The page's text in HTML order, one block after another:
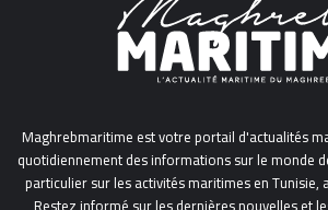
Maghrebmaritime est votre portail d'actualités
quotidiennement des informations sur le monde
particulier sur les activités maritimes en Tunisie,